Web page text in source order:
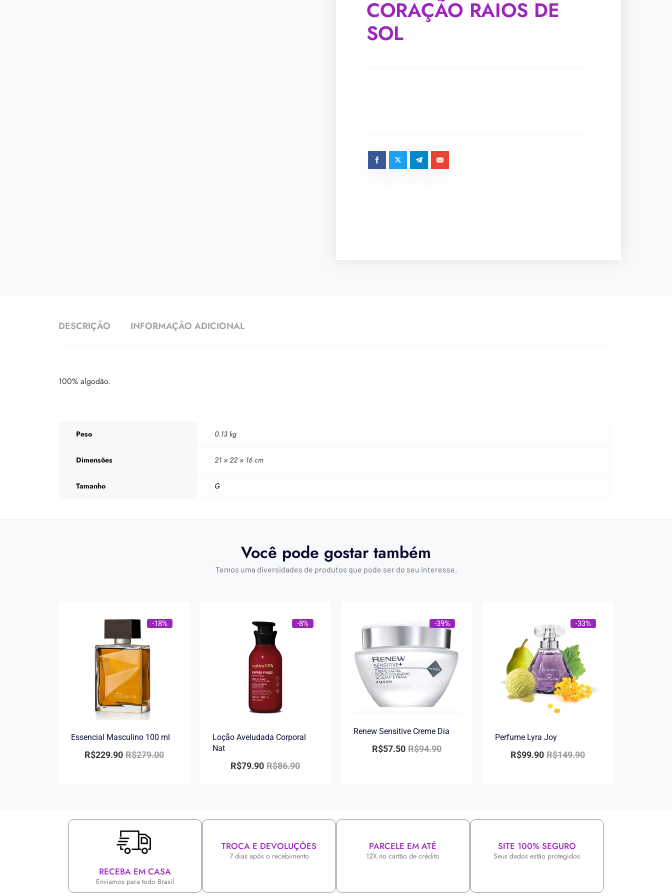
CORAÇÃO RAIOS DE
SOL
DESCRIÇÃO INFORMAÇÃO ADICIONAL
100% algodão.
Peso 0.13 kg
Dimensões 21 × 22 × 16 cm
Tamanho G
Você pode gostar também
Temos uma diversidades de produtos que pode ser do seu interesse.
-18%
Essencial Masculino 100 ml
R$279.00
R$229.90
-8%
Loção Aveludada Corporal
Nat
R$86.90
R$79.90
-39%
Renew Sensitive Creme Dia
R$94.90
R$57.50
-33%
Perfume Lyra Joy
R$149.90
R$99.90
RECEBA EM CASA
Enviamos para todo Brasil
TROCA E DEVOLUÇÕES
7 dias após o recebimento
PARCELE EM ATÉ
12X no cartão de crédito
SITE 100% SEGURO
Seus dados estão protegidos